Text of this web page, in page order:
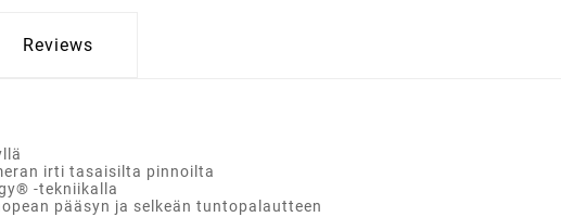
Reviews
irti tasaisilta pinnoilta
-tekniikalla
pääsyn ja selkeän tuntopalautteen